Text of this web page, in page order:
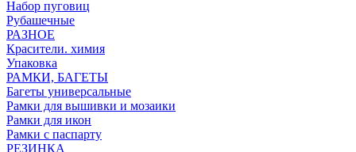
Набор пуговиц
Рубашечные
РАЗНОЕ
Красители. химия
Упаковка
РАМКИ, БАГЕТЫ
Багеты универсальные
Рамки для вышивки и мозаики
Рамки для икон
Рамки с паспарту
РЕЗИНКА